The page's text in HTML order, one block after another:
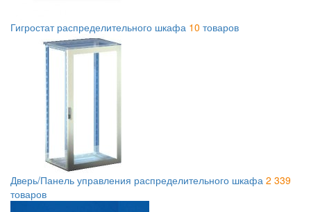
Гигростат распределительного шкафа 10 товаров
Дверь/Панель управления распределительного шкафа 2 339
товаров